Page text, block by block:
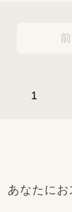
1
あなたにお